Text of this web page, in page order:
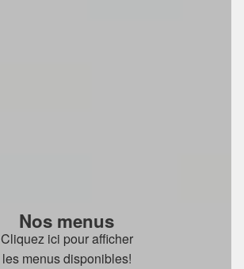
Nos menus
Cliquez ici pour afficher
les menus disponibles!